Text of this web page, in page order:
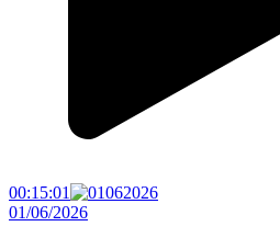
00:15:01
01/06/2026